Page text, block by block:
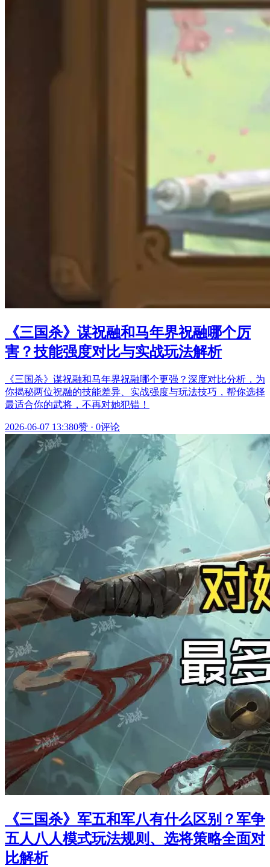
《三国杀》谋祝融和马年界祝融哪个厉
害？技能强度对比与实战玩法解析
《三国杀》谋祝融和马年界祝融哪个更强？深度对比分析，为
你揭秘两位祝融的技能差异、实战强度与玩法技巧，帮你选择
最适合你的武将，不再对她犯错！
2026-06-07 13:380赞 · 0评论
《三国杀》军五和军八有什么区别？军争
五人八人模式玩法规则、选将策略全面对
比解析